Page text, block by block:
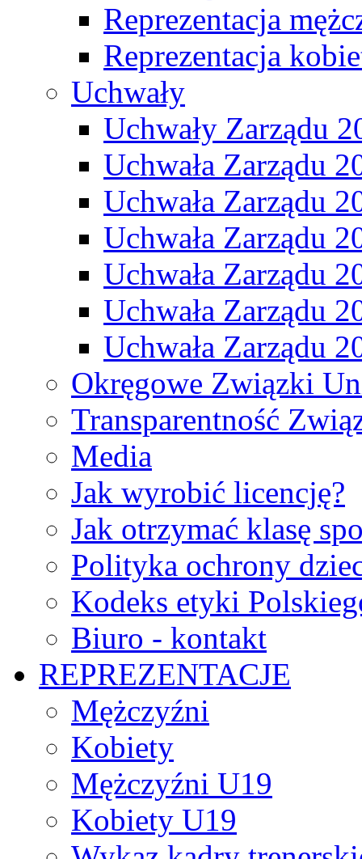
Reprezentacja
Reprezentacja
Uchwały
Uchwały Zarządu
Uchwała Zarządu
Uchwała Zarządu
Uchwała Zarządu
Uchwała Zarządu
Uchwała Zarządu
Uchwała Zarządu
Okręgowe Związki
Transparentność
Media
Jak wyrobić licencję?
Jak otrzymać klasę
Polityka ochrony
Kodeks etyki
Biuro - kontakt
REPREZENTACJE
Mężczyźni
Kobiety
Mężczyźni U19
Kobiety U19